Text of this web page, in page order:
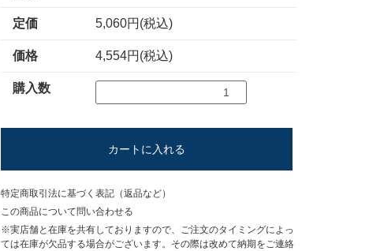
定価 5,060円(税込)
価格 4,554円(税込)
購入数
カートに入れる
特定商取引法に基づく表記（返品など）
この商品について問い合わせる
※実店舗と在庫を共有しておりますので、ご注文のタイミングによっ
ては在庫が欠品する場合がございます。その際は改めて納期をご連絡